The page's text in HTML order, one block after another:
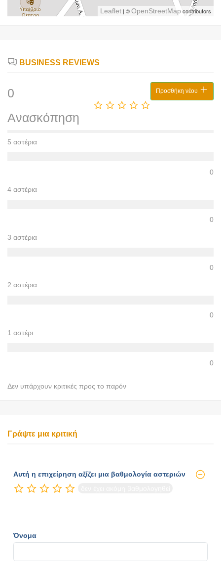
Leaflet | ©OpenStreetMap contributors
BUSINESS REVIEWS
0
Ανασκόπηση
Προσθήκη νέου
5 αστέρια
0
4 αστέρια
0
3 αστέρια
0
2 αστέρια
0
1 αστέρι
0
Δεν υπάρχουν κριτικές προς το παρόν
Γράψτε μια κριτική
Αυτή η επιχείρηση αξίζει μια βαθμολογία αστεριών
Όνομα